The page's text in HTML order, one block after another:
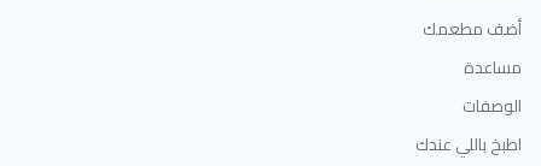
أضف مطعمك
مساعدة
الوصفات
اطبخ باللي عندك